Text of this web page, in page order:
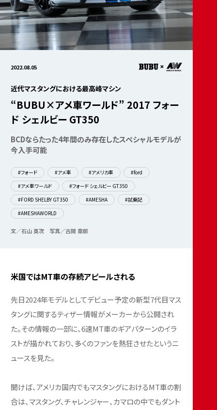
2022.08.05
近代マスタングにおける最高峰マシン
“BUBU×アメ車ワールド” 2017 フォー
ド シェルビー GT350
BCDならたった4年間のみ存在したスペシャルモデルが
今入手可能
#フォード #アメ車 #アメリカ車
#ford
#アメ車ワールド
#フォード シェルビー GT350
#FORD SHELBY GT350
#AMESHA
#試乗記
#AMESHAWORLD
文／石山 英次 写真／古閑 章郎
米国ではMT車の存続アピールされる
先日2024年モデルとしてデビュー予定の新型7代目マス
タングに関するティザー情報がメーカーから公開され
た。その情報の一部に、6速MT車のギアパターンのイラ
ストが描かれており、多くのファンを熱狂させたというニ
ュースを見た。
聞けば、アメリカ国内でもマスタングにおけるMT車の割
合は、マスタング、チャレンジャー、カマロの中でもダント